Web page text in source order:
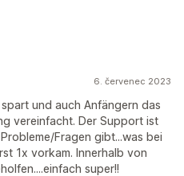
6. červenec 2023
und auch Anfängern das
vereinfacht. Der Support ist
Fragen gibt...was bei
1x vorkam. Innerhalb von
super!!